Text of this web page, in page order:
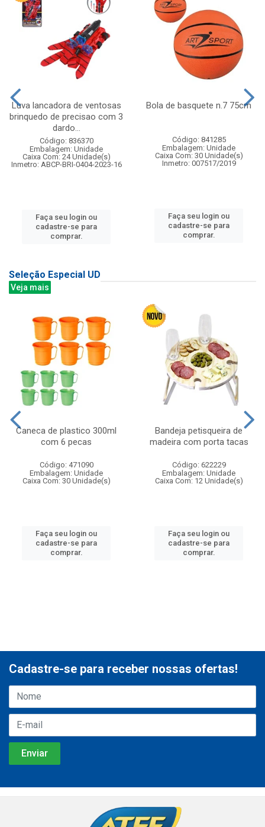
Luva lancadora de ventosas
brinquedo de precisao com 3
dardo...
Código: 836370
Embalagem: Unidade
Caixa Com: 24 Unidade(s)
Inmetro: ABCP-BRI-0404-2023-16
Faça seu login ou
cadastre-se para
comprar.
Bola de basquete n.7 75cm
Código: 841285
Embalagem: Unidade
Caixa Com: 30 Unidade(s)
Inmetro: 007517/2019
Faça seu login ou
cadastre-se para
comprar.
Seleção Especial UD
Veja mais
Caneca de plastico 300ml
com 6 pecas
Código: 471090
Embalagem: Unidade
Caixa Com: 30 Unidade(s)
Faça seu login ou
cadastre-se para
comprar.
Bandeja petisqueira de
madeira com porta tacas
Código: 622229
Embalagem: Unidade
Caixa Com: 12 Unidade(s)
Faça seu login ou
cadastre-se para
comprar.
Cadastre-se para receber nossas ofertas!